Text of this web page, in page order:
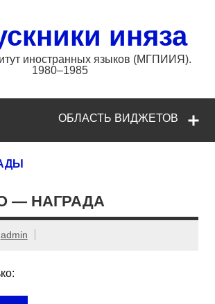
иняза
иностранных языков (МГПИИЯ).
1980–1985
ОБЛАСТЬ ВИДЖЕТОВ
— НАГРАДА
admin